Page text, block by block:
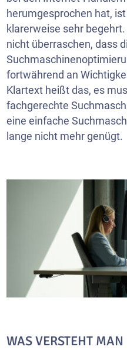
herumgesprochen hat,
klarerweise sehr
nicht überraschen, dass
fortwährend an
Klartext heißt das, es
fachgerechte
eine einfache
lange nicht mehr genügt.
WAS VERSTEHT